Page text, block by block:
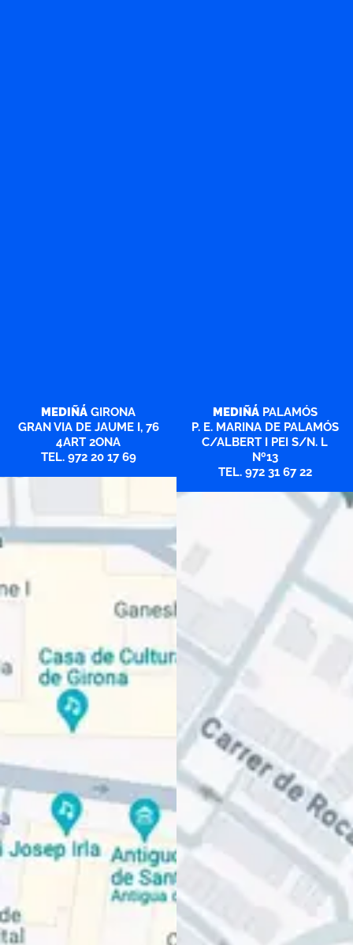
MEDIÑÁ GIRONA
GRAN VIA DE JAUME I, 76
4ART 2ONA
TEL. 972 20 17 69
MEDIÑÁPALAMÓS
P. E. MARINA DE PALAMÓS
C/ALBERT I PEI S/N. L
Nº13
TEL. 972 31 67 22